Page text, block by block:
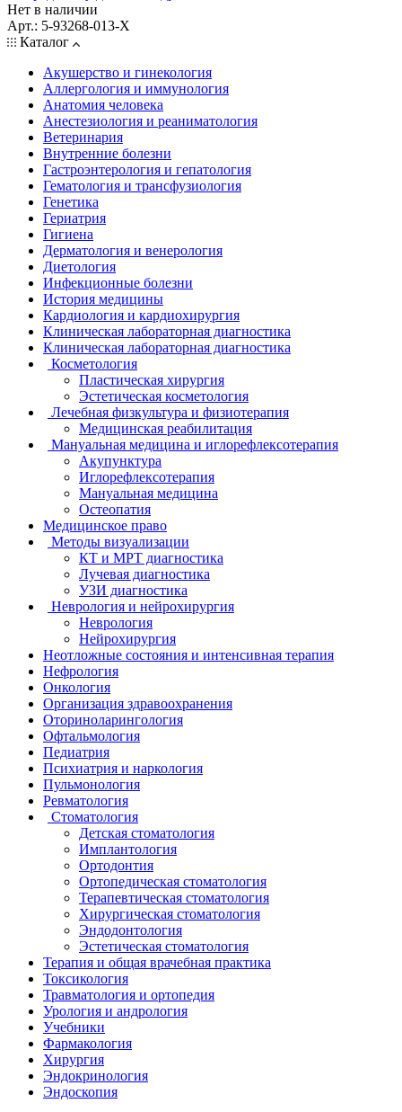
Нет в наличии
Арт.: 5-93268-013-Х
Каталог
Акушерство и гинекология
Аллергология и иммунология
Анатомия человека
Анестезиология и реаниматология
Ветеринария
Внутренние болезни
Гастроэнтерология и гепатология
Гематология и трансфузиология
Генетика
Гериатрия
Гигиена
Дерматология и венерология
Диетология
Инфекционные болезни
История медицины
Кардиология и кардиохирургия
Клиническая лабораторная диагностика
Клиническая лабораторная диагностика
Косметология
Пластическая хирургия
Эстетическая косметология
Лечебная физкультура и физиотерапия
Медицинская реабилитация
Мануальная медицина и иглорефлексотерапия
Акупунктура
Иглорефлексотерапия
Мануальная медицина
Остеопатия
Медицинское право
Методы визуализации
КТ и МРТ диагностика
Лучевая диагностика
УЗИ диагностика
Неврология и нейрохирургия
Неврология
Нейрохирургия
Неотложные состояния и интенсивная терапия
Нефрология
Онкология
Организация здравоохранения
Оториноларингология
Офтальмология
Педиатрия
Психиатрия и наркология
Пульмонология
Ревматология
Стоматология
Детская стоматология
Имплантология
Ортодонтия
Ортопедическая стоматология
Терапевтическая стоматология
Хирургическая стоматология
Эндодонтология
Эстетическая стоматология
Терапия и общая врачебная практика
Токсикология
Травматология и ортопедия
Урология и андрология
Учебники
Фармакология
Хирургия
Эндокринология
Эндоскопия